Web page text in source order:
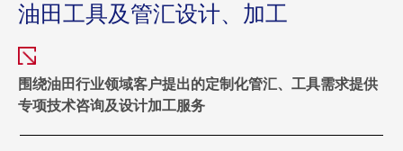
油田工具及管汇设计、加工
围绕油田行业领域客户提出的定制化管汇、工具需求提供
专项技术咨询及设计加工服务